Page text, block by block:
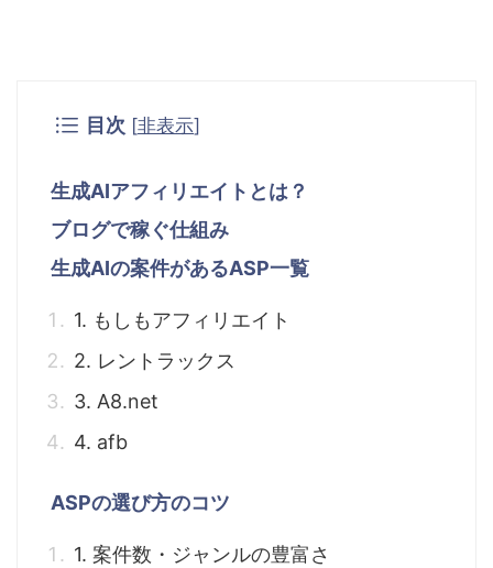
目次 [非表示]
生成AIアフィリエイトとは？
ブログで稼ぐ仕組み
生成AIの案件があるASP一覧
1. もしもアフィリエイト
2. レントラックス
3. A8.net
4. afb
ASPの選び方のコツ
1. 案件数・ジャンルの豊富さ